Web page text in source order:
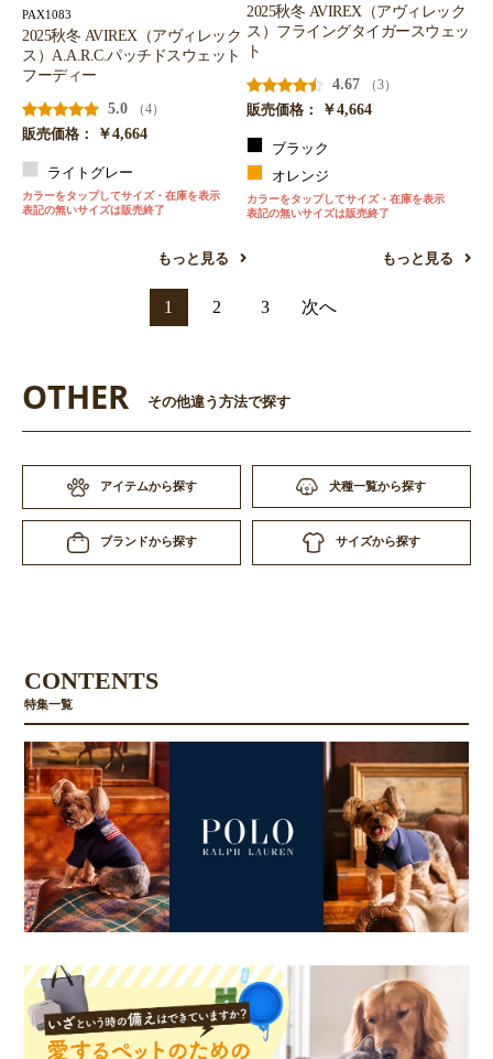
PAX1083
2025秋冬 AVIREX（アヴィレック
ス）A.A.R.C.パッチドスウェット
フーディー
5.0
（4）
販売価格：
￥4,664
ライトグレー
カラーをタップしてサイズ・在庫を表示
表記の無いサイズは販売終了
もっと見る
2025秋冬 AVIREX（アヴィレック
ス）フライングタイガースウェッ
ト
4.67
（3）
販売価格：
￥4,664
ブラック
オレンジ
カラーをタップしてサイズ・在庫を表示
表記の無いサイズは販売終了
もっと見る
1 2 3 次へ
OTHER その他違う方法で探す
アイテムから探す 犬種一覧から探す
ブランドから探す サイズから探す
CONTENTS
特集一覧